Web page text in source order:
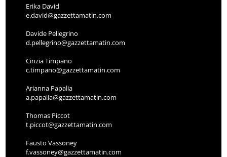
Erika David
e.david@gazzettamatin.com
Davide Pellegrino
d.pellegrino@gazzettamatin.com
Cinzia Timpano
c.timpano@gazzettamatin.com
Arianna Papalia
a.papalia@gazzettamatin.com
Thomas Piccot
t.piccot@gazzettamatin.com
Fausto Vassoney
f.vassoney@gazzettamatin.com